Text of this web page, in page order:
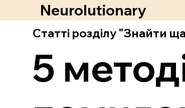
Neurolutionary
Статті розділу "Знайти
5